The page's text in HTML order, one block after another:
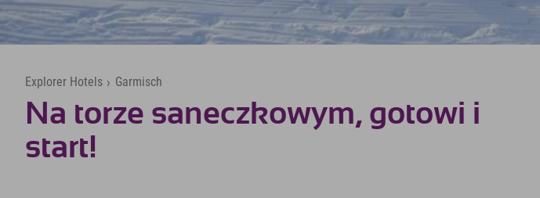
Explorer Hotels › Garmisch
Na torze saneczkowym, gotowi i
start!